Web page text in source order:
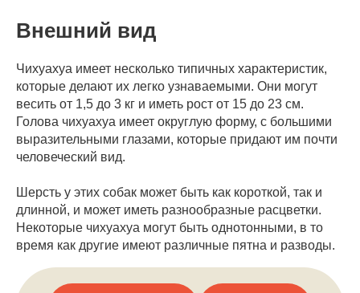
Внешний вид
Чихуахуа имеет несколько типичных характеристик,
которые делают их легко узнаваемыми. Они могут
весить от 1,5 до 3 кг и иметь рост от 15 до 23 см.
Голова чихуахуа имеет округлую форму, с большими
выразительными глазами, которые придают им почти
человеческий вид.
Шерсть у этих собак может быть как короткой, так и
длинной, и может иметь разнообразные расцветки.
Некоторые чихуахуа могут быть однотонными, в то
время как другие имеют различные пятна и разводы.